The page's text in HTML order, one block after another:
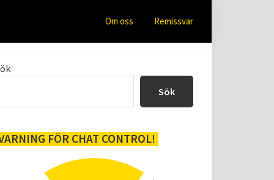
Om oss Remissvar
Sök
FÖR CHAT CONTROL!